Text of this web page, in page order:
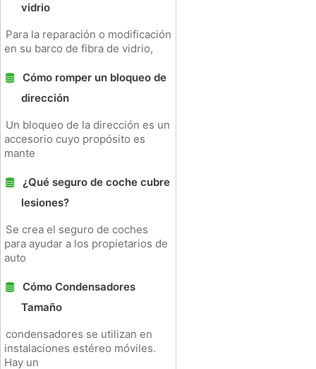
vidrio
Para la reparación o modificación
en su barco de fibra de vidrio,
Cómo romper un bloqueo de
dirección
Un bloqueo de la dirección es un
accesorio cuyo propósito es
mante
¿Qué seguro de coche cubre
lesiones?
Se crea el seguro de coches
para ayudar a los propietarios de
auto
Cómo Condensadores
Tamaño
condensadores se utilizan en
instalaciones estéreo móviles.
Hay un